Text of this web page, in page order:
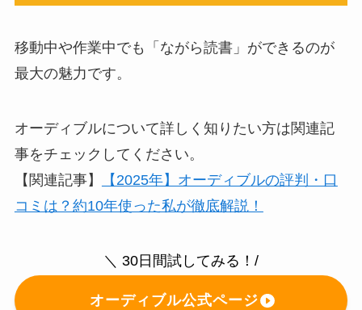
移動中や作業中でも「ながら読書」ができるのが
最大の魅力です。
オーディブルについて詳しく知りたい方は関連記
事をチェックしてください。
【関連記事】
【2025年】オーディブルの評判・口
コミは？約10年使った私が徹底解説！
＼ 30日間試してみる！/
オーディブル公式ページ